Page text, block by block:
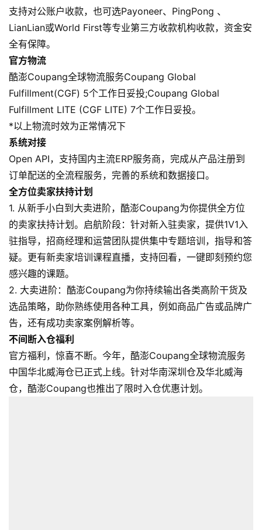
支持对公账户收款，也可选Payoneer、PingPong 、
LianLian或World First等专业第三方收款机构收款，资金安
全有保障。
官方物流
酷澎Coupang全球物流服务Coupang Global
Fulfillment(CGF) 5个工作日妥投;Coupang Global
Fulfillment LITE (CGF LITE) 7个工作日妥投。
*以上物流时效为正常情况下
系统对接
Open API，支持国内主流ERP服务商，完成从产品注册到
订单配送的全流程服务，完善的系统和数据接口。
全方位卖家扶持计划
1. 从新手小白到大卖进阶，酷澎Coupang为你提供全方位
的卖家扶持计划。启航阶段：针对新入驻卖家，提供1V1入
驻指导，招商经理和运营团队提供集中专题培训，指导和答
疑。更有新卖家培训课程直播，支持回看，一键即刻预约您
感兴趣的课题。
2. 大卖进阶：酷澎Coupang为你持续输出各类高阶干货及
选品策略，助你熟练使用各种工具，例如商品广告或品牌广
告，还有成功卖家案例解析等。
不间断入仓福利
官方福利，惊喜不断。今年，酷澎Coupang全球物流服务
中国华北威海仓已正式上线。针对华南深圳仓及华北威海
仓，酷澎Coupang也推出了限时入仓优惠计划。